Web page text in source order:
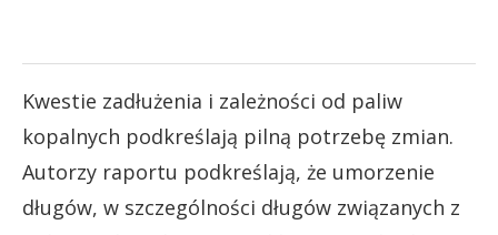
Kwestie zadłużenia i zależności od paliw
kopalnych podkreślają pilną potrzebę zmian.
Autorzy raportu podkreślają, że umorzenie
długów, w szczególności długów związanych z